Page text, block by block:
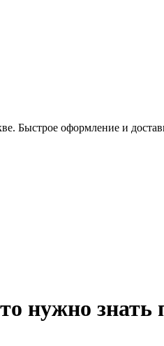
Быстрое оформление и
нужно знать